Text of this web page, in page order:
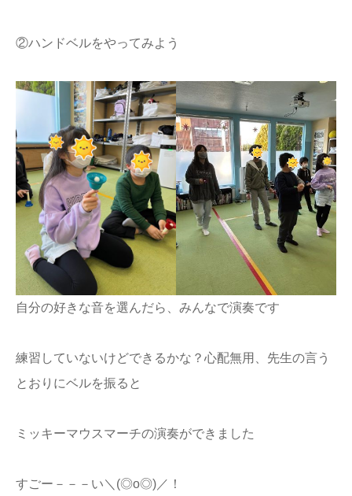
②ハンドベルをやってみよう
自分の好きな音を選んだら、みんなで演奏です
練習していないけどできるかな？心配無用、先生の言う
とおりにベルを振ると
ミッキーマウスマーチの演奏ができました
すごー－－－い＼(◎o◎)／！